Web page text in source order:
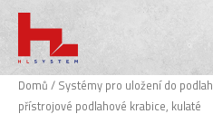
Domů / Systémy pro uložení do podlah
přístrojové podlahové krabice, kulaté